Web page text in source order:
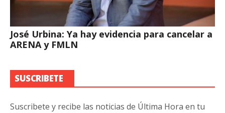
José Urbina: Ya hay evidencia para cancelar a
ARENA y FMLN
SUSCRIBETE
Suscribete y recibe las noticias de Última Hora en tu